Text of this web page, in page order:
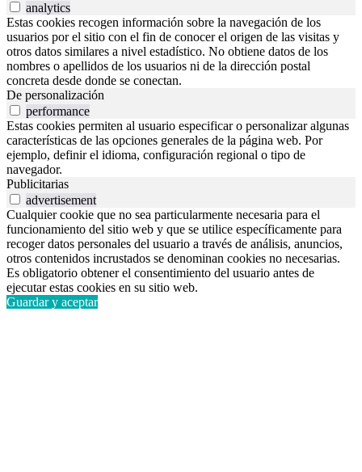
analytics
Estas cookies recogen información sobre la navegación de los
usuarios por el sitio con el fin de conocer el origen de las visitas y
otros datos similares a nivel estadístico. No obtiene datos de los
nombres o apellidos de los usuarios ni de la dirección postal
concreta desde donde se conectan.
De personalización
performance
Estas cookies permiten al usuario especificar o personalizar algunas
características de las opciones generales de la página web. Por
ejemplo, definir el idioma, configuración regional o tipo de
navegador.
Publicitarias
advertisement
Cualquier cookie que no sea particularmente necesaria para el
funcionamiento del sitio web y que se utilice específicamente para
recoger datos personales del usuario a través de análisis, anuncios,
otros contenidos incrustados se denominan cookies no necesarias.
Es obligatorio obtener el consentimiento del usuario antes de
ejecutar estas cookies en su sitio web.
Guardar y aceptar